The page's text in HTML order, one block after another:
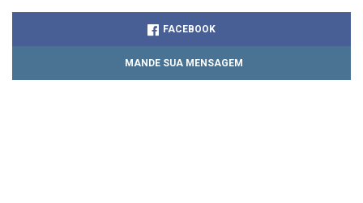
FACEBOOK
MANDE SUA MENSAGEM